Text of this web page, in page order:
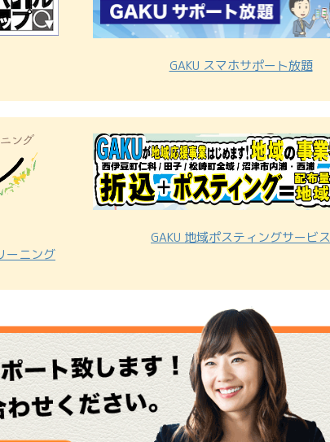
GAKU スマホサポート放題
ーニング
GAKU 地域ポスティングサービス